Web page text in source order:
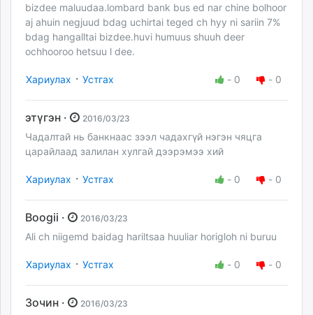
bizdee maluudaa.lombard bank bus ed nar chine bolhoor
aj ahuin negjuud bdag uchirtai teged ch hyy ni sariin 7%
bdag hangalltai bizdee.huvi humuus shuuh deer
ochhooroo hetsuu l dee.
Хариулах · Устгах - 0 - 0
этүгэн · 2016/03/23
Чадалтай нь банкнаас зээл чадахгүй нэгэн чяцга
царайлаад залилан хулгай дээрэмээ хий
Хариулах · Устгах - 0 - 0
Boogii · 2016/03/23
Ali ch niigemd baidag hariltsaa huuliar horigloh ni buruu
Хариулах · Устгах - 0 - 0
Зочин · 2016/03/23